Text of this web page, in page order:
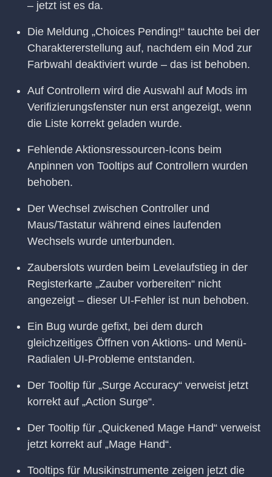
– jetzt ist es da.
Die Meldung „Choices Pending!“ tauchte bei der
Charaktererstellung auf, nachdem ein Mod zur
Farbwahl deaktiviert wurde – das ist behoben.
Auf Controllern wird die Auswahl auf Mods im
Verifizierungsfenster nun erst angezeigt, wenn
die Liste korrekt geladen wurde.
Fehlende Aktionsressourcen-Icons beim
Anpinnen von Tooltips auf Controllern wurden
behoben.
Der Wechsel zwischen Controller und
Maus/Tastatur während eines laufenden
Wechsels wurde unterbunden.
Zauberslots wurden beim Levelaufstieg in der
Registerkarte „Zauber vorbereiten“ nicht
angezeigt – dieser UI-Fehler ist nun behoben.
Ein Bug wurde gefixt, bei dem durch
gleichzeitiges Öffnen von Aktions- und Menü-
Radialen UI-Probleme entstanden.
Der Tooltip für „Surge Accuracy“ verweist jetzt
korrekt auf „Action Surge“.
Der Tooltip für „Quickened Mage Hand“ verweist
jetzt korrekt auf „Mage Hand“.
Tooltips für Musikinstrumente zeigen jetzt die